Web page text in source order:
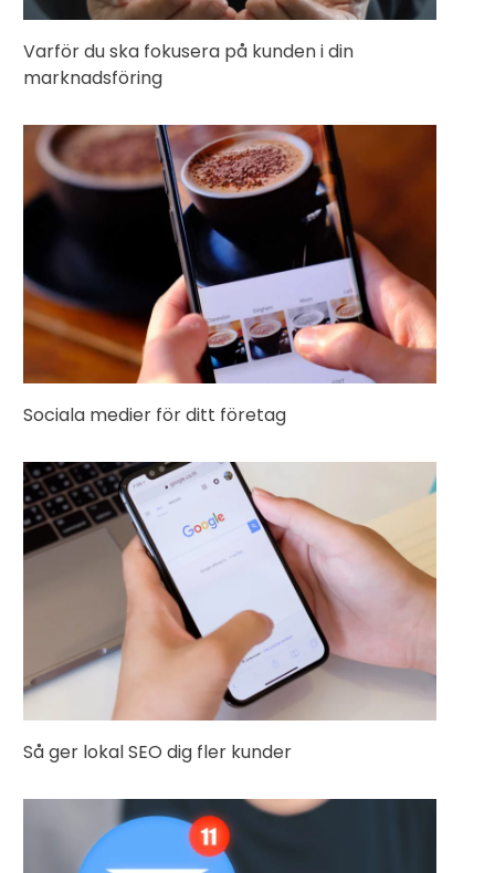
Varför du ska fokusera på kunden i din
marknadsföring
Sociala medier för ditt företag
Så ger lokal SEO dig fler kunder